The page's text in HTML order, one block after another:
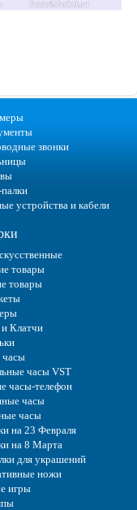
звонки
устройства и кабели
товары
товары
Клатчи
часы VST
часы-телефон
часы
часы
на 23 Февраля
на 8 Марта
для украшений
ножи
игры